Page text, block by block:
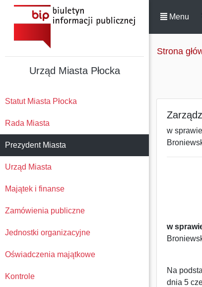
Urząd Miasta Płocka
Statut Miasta Płocka
Rada Miasta
Prezydent Miasta
Urząd Miasta
Majątek i finanse
Zamówienia publiczne
Jednostki organizacyjne
Oświadczenia majątkowe
Kontrole
Menu
Strona
w
w
Na
dnia 5